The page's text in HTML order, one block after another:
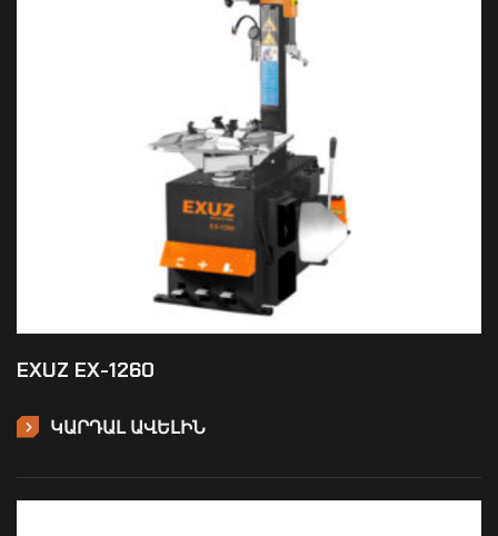
EXUZ EX-1260
ԿԱՐԴԱԼ ԱՎԵԼԻՆ